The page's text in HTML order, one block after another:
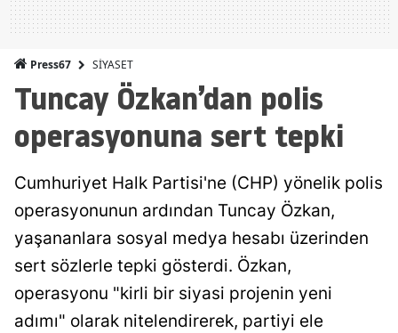
Press67 SİYASET
Tuncay Özkan’dan polis
operasyonuna sert tepki
Cumhuriyet Halk Partisi'ne (CHP) yönelik polis
operasyonunun ardından Tuncay Özkan,
yaşananlara sosyal medya hesabı üzerinden
sert sözlerle tepki gösterdi. Özkan,
operasyonu "kirli bir siyasi projenin yeni
adımı" olarak nitelendirerek, partiyi ele